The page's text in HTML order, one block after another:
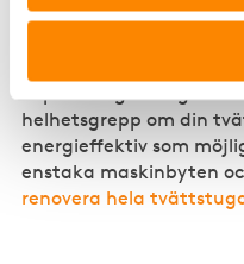
Låt oss
helhetsgrepp om din
energieffektiv som
enstaka maskinbyten
renovera hela